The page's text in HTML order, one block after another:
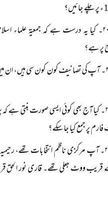
سوال نمبر ۲۰۔ کیا یہ درست ہے کہ جمعیۃ
پر ہے؟
سوال نمبر ۲۱۔ آپ کی تصانیف کون کون سی
سوال نمبر ۲۲۔ کیا آج بھی کوئی ایسی صورت بنتی
پر جمع کیا جا سکے؟
سوال نمبر ۲۳۔ آپ مرکزی ناظم انتخابات
100 کے قریب ووٹ جعلی تھے۔ قاری نور الحق